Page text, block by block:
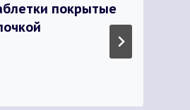
покрытые